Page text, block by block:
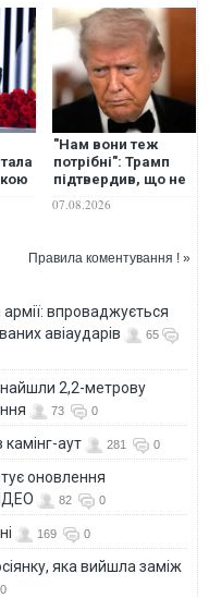
"Нам вони теж
потрібні": Трамп
підтвердив, що не
перехоплювачі до
07.08.2026
Правила коментування ! »
армії: впроваджується
авіаударів
65
2,2-метрову
73 0
аут 281 0
оновлення
82 0
169 0
яка вийшла заміж
0